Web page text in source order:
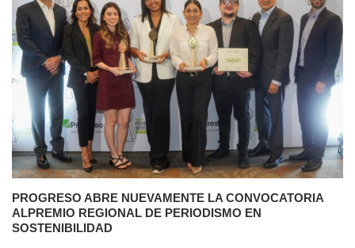
PROGRESO ABRE NUEVAMENTE LA CONVOCATORIA
ALPREMIO REGIONAL DE PERIODISMO EN
SOSTENIBILIDAD